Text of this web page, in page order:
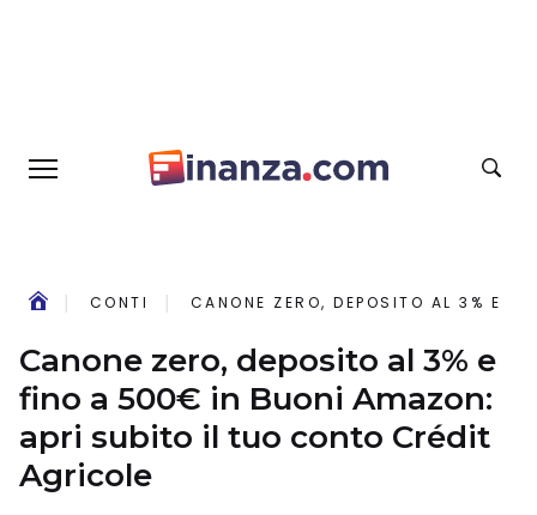
CONTI CANONE ZERO, DEPOSITO AL 3% E
Canone zero, deposito al 3% e
fino a 500€ in Buoni Amazon:
apri subito il tuo conto Crédit
Agricole